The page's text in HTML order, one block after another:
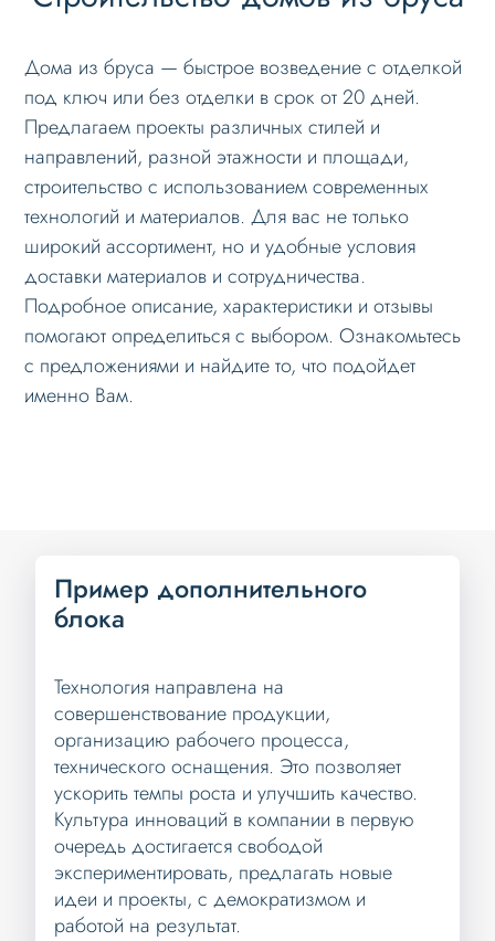
Дома из бруса — быстрое возведение с отделкой
под ключ или без отделки в срок от 20 дней.
Предлагаем проекты различных стилей и
направлений, разной этажности и площади,
строительство с использованием современных
технологий и материалов. Для вас не только
широкий ассортимент, но и удобные условия
доставки материалов и сотрудничества.
Подробное описание, характеристики и отзывы
помогают определиться с выбором. Ознакомьтесь
с предложениями и найдите то, что подойдет
именно Вам.
Пример дополнительного
блока
Технология направлена на
совершенствование продукции,
организацию рабочего процесса,
технического оснащения. Это позволяет
ускорить темпы роста и улучшить качество.
Культура инноваций в компании в первую
очередь достигается свободой
экспериментировать, предлагать новые
идеи и проекты, с демократизмом и
работой на результат.